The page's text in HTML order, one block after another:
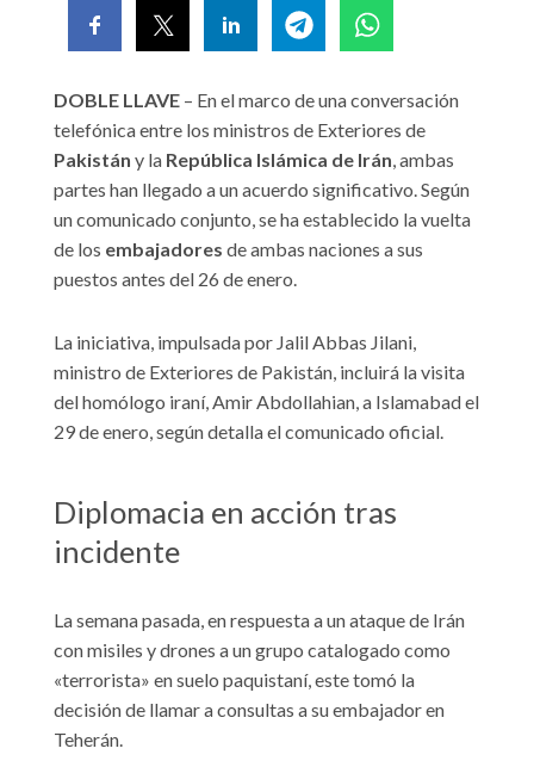
DOBLE LLAVE – En el marco de una conversación
telefónica entre los ministros de Exteriores de
Pakistán y la República Islámica de Irán, ambas
partes han llegado a un acuerdo significativo. Según
un comunicado conjunto, se ha establecido la vuelta
de los embajadores de ambas naciones a sus
puestos antes del 26 de enero.
La iniciativa, impulsada por Jalil Abbas Jilani,
ministro de Exteriores de Pakistán, incluirá la visita
del homólogo iraní, Amir Abdollahian, a Islamabad el
29 de enero, según detalla el comunicado oficial.
Diplomacia en acción tras
incidente
La semana pasada, en respuesta a un ataque de Irán
con misiles y drones a un grupo catalogado como
«terrorista» en suelo paquistaní, este tomó la
decisión de llamar a consultas a su embajador en
Teherán.